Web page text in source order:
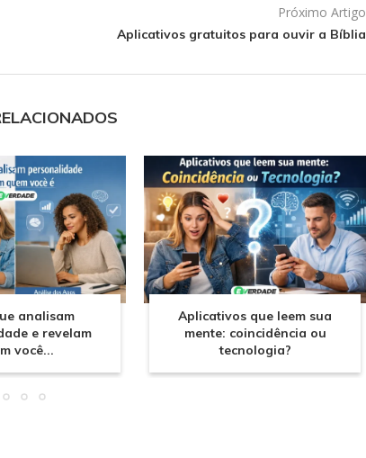
Próximo Artigo
Aplicativos gratuitos para ouvir a Bíblia
analisam
e revelam
você...
Aplicativos que leem sua
mente: coincidência ou
tecnologia?